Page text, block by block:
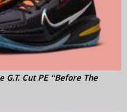
Cut PE “Before The